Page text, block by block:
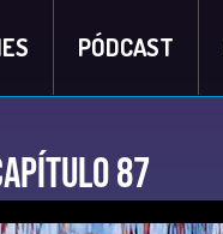
PÓDCAST
87